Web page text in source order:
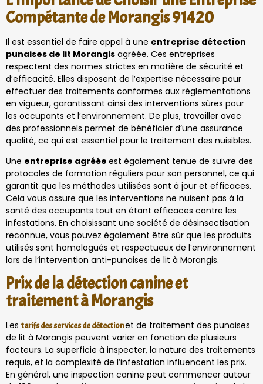
Compétante de Morangis 91420
Il est essentiel de faire appel à une entreprise détection
punaises de lit Morangis agréée. Ces entreprises
respectent des normes strictes en matière de sécurité et
d’efficacité. Elles disposent de l’expertise nécessaire pour
effectuer des traitements conformes aux réglementations
en vigueur, garantissant ainsi des interventions sûres pour
les occupants et l’environnement. De plus, travailler avec
des professionnels permet de bénéficier d’une assurance
qualité, ce qui est essentiel pour le traitement des nuisibles.
Une entreprise agréée est également tenue de suivre des
protocoles de formation réguliers pour son personnel, ce qui
garantit que les méthodes utilisées sont à jour et efficaces.
Cela vous assure que les interventions ne nuisent pas à la
santé des occupants tout en étant efficaces contre les
infestations. En choisissant une société de désinsectisation
reconnue, vous pouvez également être sûr que les produits
utilisés sont homologués et respectueux de l’environnement
lors de l’intervention anti-punaises de lit à Morangis.
Prix de la détection canine et
traitement à Morangis
Les tarifs des services de détectionet de traitement des punaises
de lit à Morangis peuvent varier en fonction de plusieurs
facteurs. La superficie à inspecter, la nature des traitements
requis, et la complexité de l’infestation influencent les prix.
En général, une inspection canine peut commencer autour